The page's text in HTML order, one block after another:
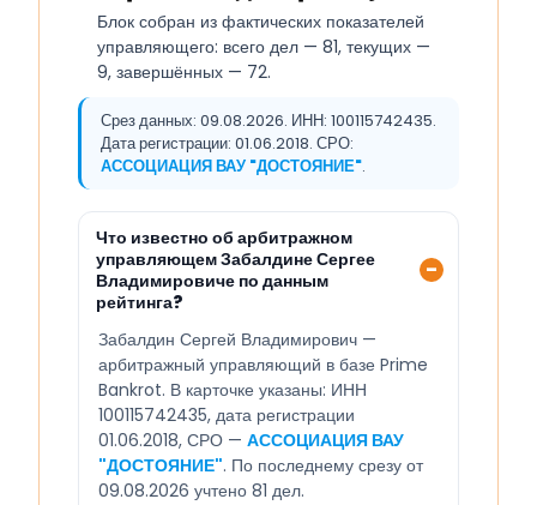
Блок собран из фактических показателей
управляющего: всего дел — 81, текущих —
9, завершённых — 72.
Срез данных: 09.08.2026. ИНН: 100115742435.
Дата регистрации: 01.06.2018. СРО:
АССОЦИАЦИЯ ВАУ "ДОСТОЯНИЕ".
Что известно об арбитражном
управляющем Забалдине Сергее
Владимировиче по данным
рейтинга?
Забалдин Сергей Владимирович —
арбитражный управляющий в базе Prime
Bankrot. В карточке указаны: ИНН
100115742435, дата регистрации
01.06.2018, СРО — АССОЦИАЦИЯ ВАУ
"ДОСТОЯНИЕ". По последнему срезу от
09.08.2026 учтено 81 дел.